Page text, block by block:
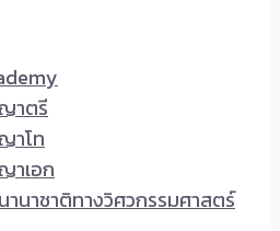
าตรี
าโท
าเอก
นาชาติทางวิศวกรรมศาสตร์